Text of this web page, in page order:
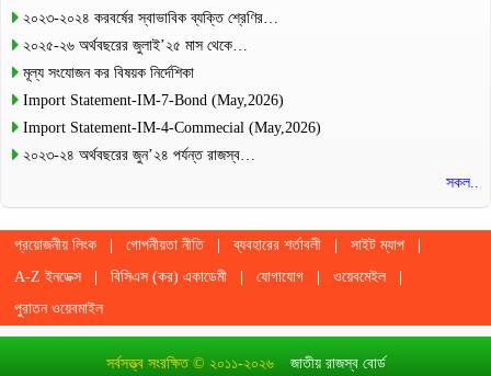
২০২৩-২০২৪ করবর্ষের স্বাভাবিক ব্যক্তি শ্রেণির…
২০২৫-২৬ অর্থবছরের জুলাই’২৫ মাস থেকে…
মূল্য সংযোজন কর বিষয়ক নির্দেশিকা
Import Statement-IM-7-Bond (May,2026)
Import Statement-IM-4-Commecial (May,2026)
২০২৩-২৪ অর্থবছরের জুন’২৪ পর্যন্ত রাজস্ব…
সকল..
প্রয়োজনীয় লিংক গোপনীয়তা নীতি ব্যবহারের শর্তাবলী
সাইট ম্যাপ
A-Z ইনডেক্স
বিসিএস (কর) একাডেমী যোগাযোগ
ওয়েবমেইল
পুরাতন ওয়েবমাইল
সর্বসত্ত্ব সংরক্ষিত © ২০১১-২০২৬ জাতীয় রাজস্ব বোর্ড